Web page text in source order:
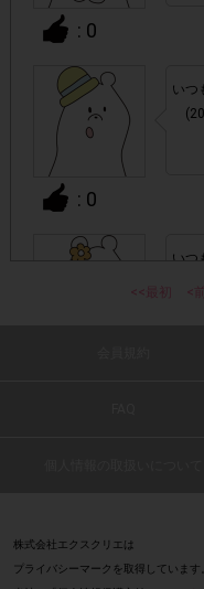
だくこともあります。
・スマートフォン、携
て、機種によってはア
ます。
▼ポイント付与対象外
上記参加条件(対象
でのご参加
「チ
「対象商品名」「購入
: 0
: 0
いつ
いつ
: 0
<<最初 <前
株式会社エクスクリエは
プライバシーマークを取得しています